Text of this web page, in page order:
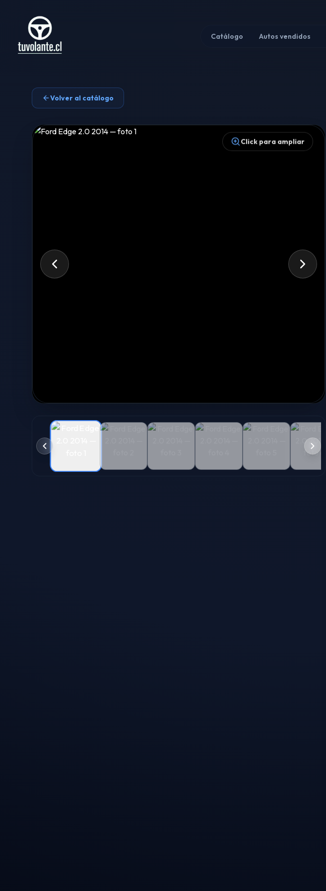
Catálogo Autos vendidos
Volver al catálogo
Click para ampliar